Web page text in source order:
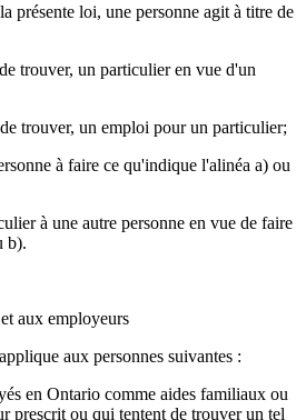
présente loi, une personne agit à titre de
trouver, un particulier en vue d'un
trouver, un emploi pour un particulier;
à faire ce qu'indique l'alinéa a) ou
à une autre personne en vue de faire
b).
aux employeurs
aux personnes suivantes :
en Ontario comme aides familiaux ou
prescrit ou qui tentent de trouver un tel